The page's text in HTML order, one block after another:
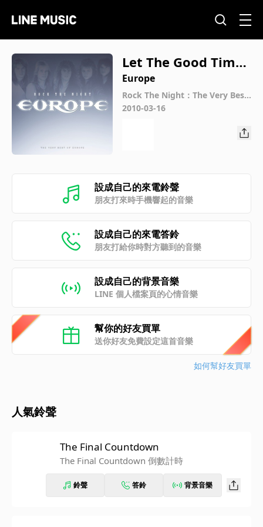
Let The Good Times
Rock
Europe
Rock The Night：The Very Best
Of Europe 重裝搖滾精選
2010-03-16
設成自己的來電鈴聲
朋友打來時手機響起的音樂
設成自己的來電答鈴
朋友打給你時對方聽到的音樂
設成自己的背景音樂
LINE 個人檔案頁的心情音樂
幫你的好友買單
送你好友免費設定這首音樂
如何幫好友買單
人氣鈴聲
The Final Countdown
The Final Countdown 倒數計時
鈴聲 答鈴 背景音樂